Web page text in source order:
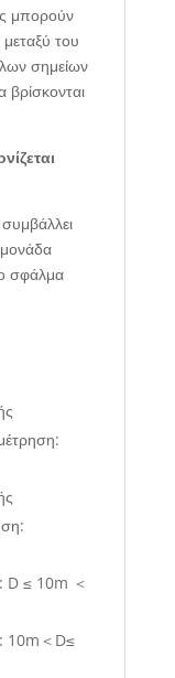
μπορούν
του
σημείων
βρίσκονται
σφάλμα
D ≤ 10m ＜
10m＜D≤